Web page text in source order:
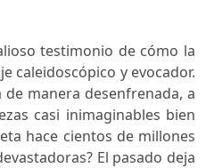
testimonio de cómo la
caleidoscópico y evocador.
manera desenfrenada, a
casi inimaginables bien
hace cientos de millones
El pasado deja